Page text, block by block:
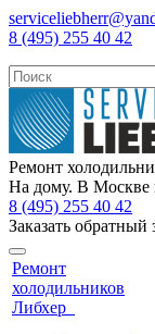
8 (495) 255 40 42
Ремонт
На дому. В Москве
8 (495) 255 40 42
Заказать обратный
Ремонт
холодильников
Либхер